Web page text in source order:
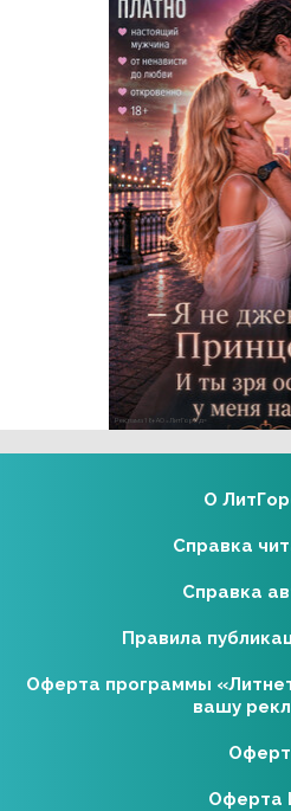
Реклама 18+ АО «ЛитГород»
О
Справка
Справка
Правила
Оферта программы
вашу
Оферта